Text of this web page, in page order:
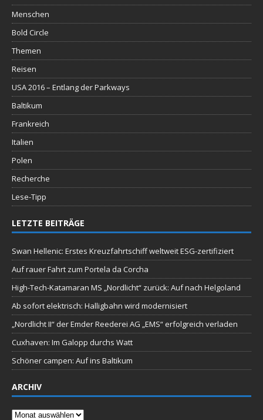
Menschen
Bold Circle
Themen
Reisen
USA 2016 – Entlang der Parkways
Baltikum
Frankreich
Italien
Polen
Recherche
Lese-Tipp
LETZTE BEITRÄGE
Swan Hellenic: Erstes Kreuzfahrtschiff weltweit ESG-zertifiziert
Auf rauer Fahrt zum Portela da Corcha
High-Tech-Katamaran MS „Nordlicht“ zurück: Auf nach Helgoland
Ab sofort elektrisch: Halligbahn wird modernisiert
„Nordlicht II“ der Emder Reederei AG „EMS“ erfolgreich verladen
Cuxhaven: Im Galopp durchs Watt
Schöner campen: Auf ins Baltikum
ARCHIV
Archiv